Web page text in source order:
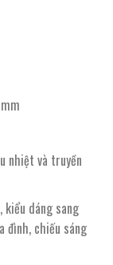
nhiệt và truyền
dáng sang
đình, chiếu sáng